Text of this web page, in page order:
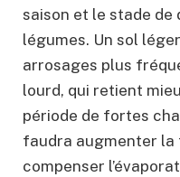
saison et le stade de
légumes. Un sol
arrosages plus
lourd, qui retient
période de fortes
faudra augmenter la
compenser